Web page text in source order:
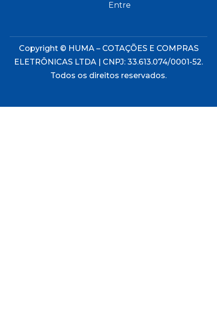
Entre
Copyright © HUMA – COTAÇÕES E COMPRAS
ELETRÔNICAS LTDA | CNPJ: 33.613.074/0001-52.
Todos os direitos reservados.